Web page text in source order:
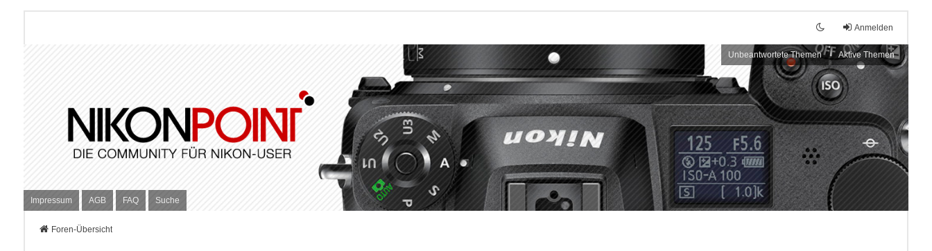
Anmelden
Unbeantwortete Themen Aktive Themen
Impressum AGB FAQ Suche
Foren-Übersicht